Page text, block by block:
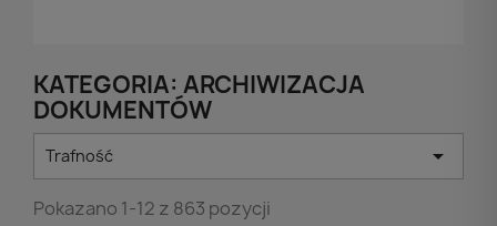
KATEGORIA: ARCHIWIZACJA
DOKUMENTÓW
Trafność 
Pokazano 1-12 z 863 pozycji